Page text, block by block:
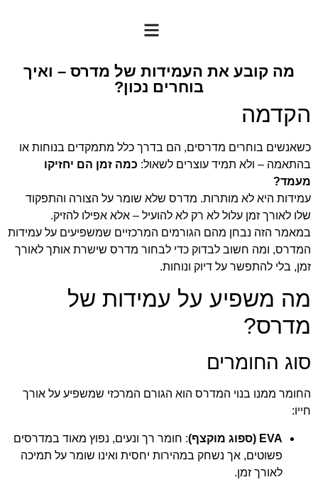
מה קובע את העמידות של מדרס – ואיך
בוחרים נכון?
הקדמה
כשאנשים בוחרים מדרסים, הם בדרך כלל מתמקדים בנוחות או
בהתאמה – ולא תמיד עוצרים לשאול: כמה זמן הם יחזיקו
מעמד?
עמידות היא לא מותרות. מדרס שלא שומר על הצורה והתפקוד
שלו לאורך זמן עלול לא רק לא להועיל – אלא אפילו להזיק.
במאמר הזה נבחן מהם הגורמים המרכזיים שמשפיעים על עמידות
המדרס, ומה חשוב לבדוק כדי לבחור מדרס שישרת אותך לאורך
זמן, בלי להתפשר על דיוק ונוחות.
מה משפיע על עמידות של
מדרס?
סוג החומרים
החומר ממנו בנוי המדרס הוא הגורם המרכזי שמשפיע על אורך
חייו:
EVA (ספוג מוקצף)
: חומר רך ונעים, נפוץ מאוד במדרסים
פשוטים, אך נשחק במהירות יחסית ואינו שומר על תמיכה
לאורך זמן.